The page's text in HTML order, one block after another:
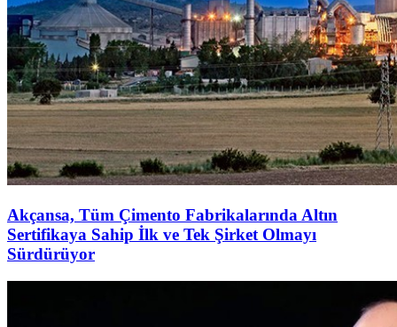
Akçansa, Tüm Çimento Fabrikalarında Altın
Sertifikaya Sahip İlk ve Tek Şirket Olmayı
Sürdürüyor